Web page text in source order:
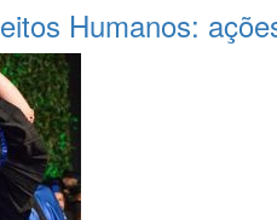
Humanos: